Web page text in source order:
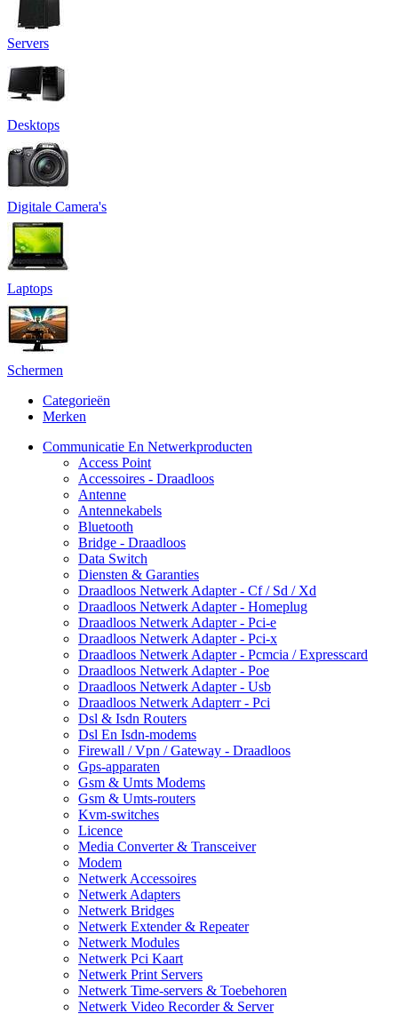
Servers
Desktops
Digitale Camera's
Laptops
Schermen
Categorieën
Merken
Communicatie En Netwerkproducten
Access Point
Accessoires - Draadloos
Antenne
Antennekabels
Bluetooth
Bridge - Draadloos
Data Switch
Diensten & Garanties
Draadloos Netwerk Adapter - Cf / Sd / Xd
Draadloos Netwerk Adapter - Homeplug
Draadloos Netwerk Adapter - Pci-e
Draadloos Netwerk Adapter - Pci-x
Draadloos Netwerk Adapter - Pcmcia / Expresscard
Draadloos Netwerk Adapter - Poe
Draadloos Netwerk Adapter - Usb
Draadloos Netwerk Adapterr - Pci
Dsl & Isdn Routers
Dsl En Isdn-modems
Firewall / Vpn / Gateway - Draadloos
Gps-apparaten
Gsm & Umts Modems
Gsm & Umts-routers
Kvm-switches
Licence
Media Converter & Transceiver
Modem
Netwerk Accessoires
Netwerk Adapters
Netwerk Bridges
Netwerk Extender & Repeater
Netwerk Modules
Netwerk Pci Kaart
Netwerk Print Servers
Netwerk Time-servers & Toebehoren
Netwerk Video Recorder & Server